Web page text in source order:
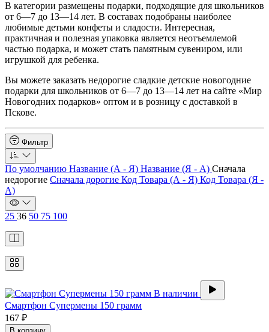
В категории размещены подарки, подходящие для школьников
от 6—7 до 13—14 лет. В составах подобраны наиболее
любимые детьми конфеты и сладости. Интересная,
практичная и полезная упаковка является неотъемлемой
частью подарка, и может стать памятным сувениром, или
игрушкой для ребенка.
Вы можете заказать недорогие сладкие детские новогодние
подарки для школьников от 6—7 до 13—14 лет на сайте «Мир
Новогодних подарков» оптом и в розницу с доставкой в
Пскове.
Фильтр
По умолчанию Название (А - Я) Название (Я - А) Сначала
недорогие Сначала дорогие Код Товара (А - Я) Код Товара (Я -
А)
25 36 50 75 100
В наличии
Смартфон Супермены 150 грамм
167 ₽